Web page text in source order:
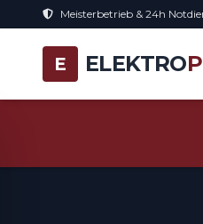
Meisterbetrieb & 24h
E ELEKTRO